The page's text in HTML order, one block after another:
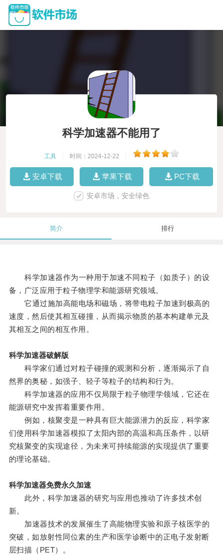
科学加速器不能用了
工具 时间：2024-12-22
安卓下载 苹果下载 PC下载
安卓市场，安全绿色
简介 排行
科学加速器作为一种用于加速不同粒子（如质子）的设
备，广泛应用于粒子物理学和能源研究领域。
它通过施加高能电场和磁场，将带电粒子加速到极高的
速度，然后使其相互碰撞，从而揭示物质的基本构建单元及
其相互之间的相互作用。
科学加速器破解版
科学家们通过对粒子碰撞的观测和分析，逐渐揭示了自
然界的奥秘，如强子、轻子等粒子的结构和行为。
科学加速器的应用不仅局限于粒子物理学领域，它还在
能源研究中发挥着重要作用。
例如，核聚变是一种具有巨大能源潜力的反应，科学家
们使用科学加速器模拟了太阳内部的高温和高压条件，以研
究核聚变的实现途径，为未来可持续能源的实现提供了重要
的理论基础。
科学加速器免费永久加速
此外，科学加速器的研究与应用也推动了许多技术创
新。
加速器技术的发展催生了高能物理实验和原子核医学的
突破，如放射性同位素的生产和医学诊断中的正电子发射断
层扫描（PET）。